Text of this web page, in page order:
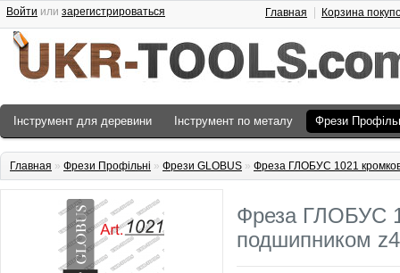
Войти или зарегистрироваться Главная Корзина
Інструмент для деревини Інструмент по металу Фрези
Главная » Фрези Профільні » Фрези GLOBUS » Фреза ГЛОБУС 1021
Фреза ГЛОБУС
подшипником